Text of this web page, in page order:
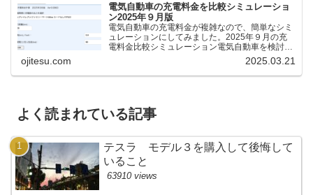
電気自動車の充電料金を比較シミュレーショ
ン2025年９月版
電気自動車の充電料金が複雑なので、簡単なシミ
ュレーションにしてみました。2025年９月の充
電料金比較シミュレーション電気自動車を検討し
ているけれど、どの充電器が料金が安いのか、時
間がどれくらいかかるのかを比較したいが、よく
わからないと思いま...
ojitesu.com 2025.03.21
よく読まれている記事
テスラ モデル３を購入して後悔して
いること
63910 views